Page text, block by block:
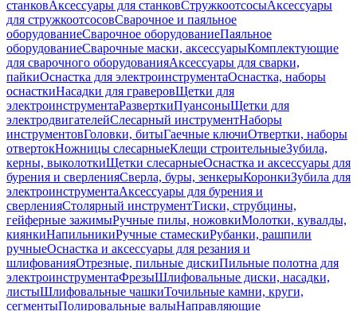
станковАксессуары для станковСтружкоотсосыАксессуары
для стружкоотсосовСварочное и паяльное
оборудованиеСварочное оборудованиеПаяльное
оборудованиеСварочные маски, аксессуарыКомплектующие
для сварочного оборудованияАксессуары для сварки,
пайкиОснастка для электроинструментаОснастка, наборы
оснасткиНасадки для граверовЩетки для
электроинструментаРазверткиПуансоныЩетки для
электродвигателейСлесарный инструментНаборы
инструментовГоловки, битыГаечные ключиОтвертки, наборы
отвертокНожницы слесарныеКлещи строительныеЗубила,
керны, выколоткиЩетки слесарныеОснастка и аксессуары для
бурения и сверленияСверла, буры, зенкерыКоронкиЗубила для
электроинструментаАксессуары для бурения и
сверленияСтолярный инструментТиски, струбцины,
гейферные зажимыРучные пилы, ножовкиМолотки, кувалды,
киянкиНапильникиРучные стамескиРубанки, рашпили
ручныеОснастка и аксессуары для резания и
шлифованияОтрезные, пильные дискиПильные полотна для
электроинструментаФрезыШлифовальные диски, насадки,
листыШлифовальные чашкиТочильные камни, круги,
сегментыПолировальные валыНаправляющие